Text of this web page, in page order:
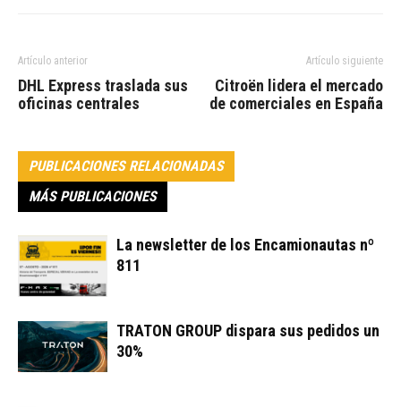
Artículo anterior
DHL Express traslada sus
oficinas centrales
Artículo siguiente
Citroën lidera el mercado
de comerciales en España
PUBLICACIONES RELACIONADAS
MÁS PUBLICACIONES
La newsletter de los Encamionautas nº
811
TRATON GROUP dispara sus pedidos un
30%